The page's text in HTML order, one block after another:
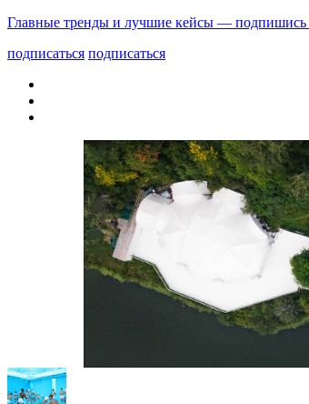
Главные тренды и лучшие кейсы — подпишись
подписаться подписаться